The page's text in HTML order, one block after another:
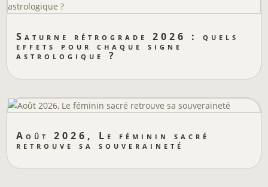
Saturne rétrograde 2026 : quels
effets pour chaque signe
astrologique ?
Août 2026, Le féminin sacré
retrouve sa souveraineté